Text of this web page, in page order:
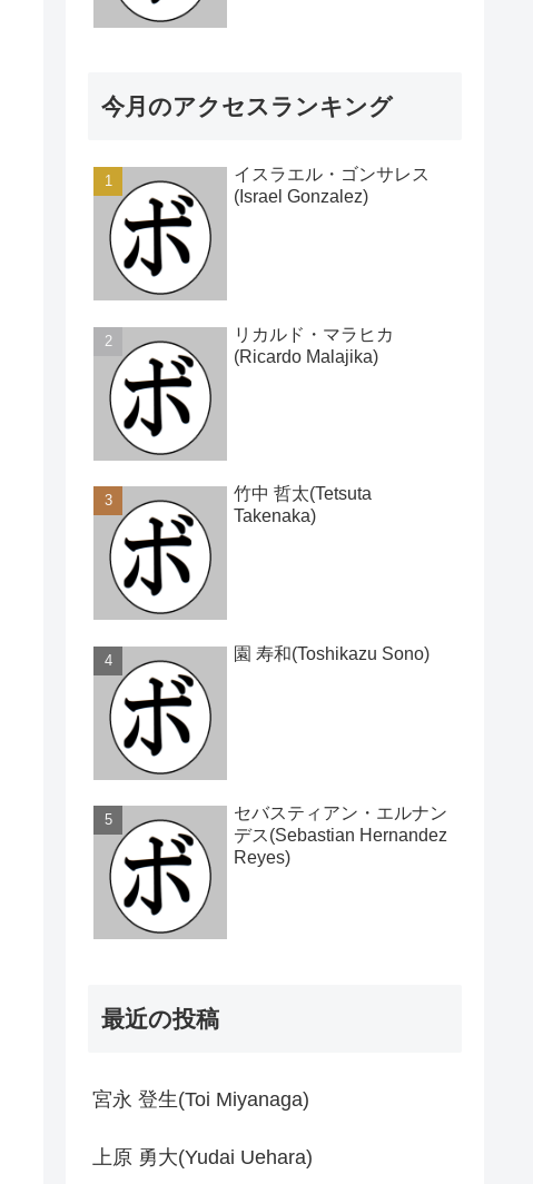
今月のアクセスランキング
イスラエル・ゴンサレス
(Israel Gonzalez)
リカルド・マラヒカ
(Ricardo Malajika)
竹中 哲太(Tetsuta
Takenaka)
園 寿和(Toshikazu Sono)
セバスティアン・エルナン
デス(Sebastian Hernandez
Reyes)
最近の投稿
宮永 登生(Toi Miyanaga)
上原 勇大(Yudai Uehara)